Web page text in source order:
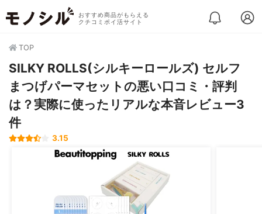
おすすめ商品がもらえる
クチコミポイ活サイト
TOP
SILKY ROLLS(シルキーロールズ) セルフ
まつげパーマセットの悪い口コミ・評判
は？実際に使ったリアルな本音レビュー3
件
3.15